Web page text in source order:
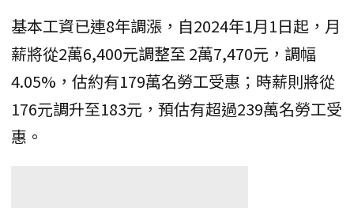
基本工資已連8年調漲，自2024年1月1日起，月
薪將從2萬6,400元調整至 2萬7,470元，調幅
4.05%，估約有179萬名勞工受惠；時薪則將從
176元調升至183元，預估有超過239萬名勞工受
惠。